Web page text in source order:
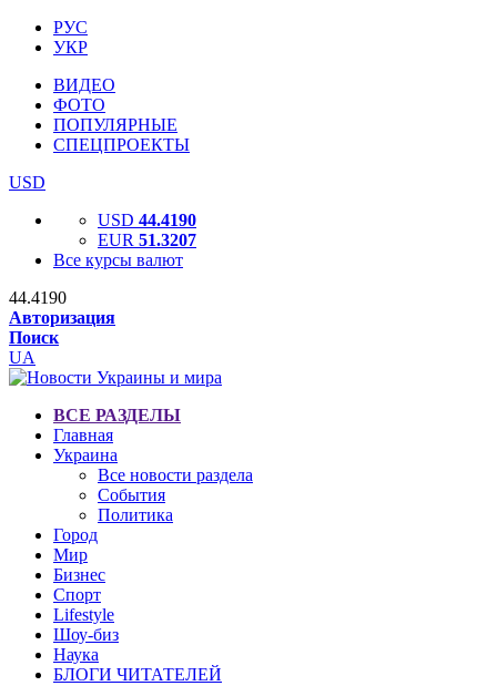
РУС
УКР
ВИДЕО
ФОТО
ПОПУЛЯРНЫЕ
СПЕЦПРОЕКТЫ
USD
USD 44.4190
EUR 51.3207
Все курсы валют
44.4190
Авторизация
Поиск
UA
ВСЕ РАЗДЕЛЫ
Главная
Украина
Все новости раздела
События
Политика
Город
Мир
Бизнес
Спорт
Lifestyle
Шоу-биз
Наука
БЛОГИ ЧИТАТЕЛЕЙ